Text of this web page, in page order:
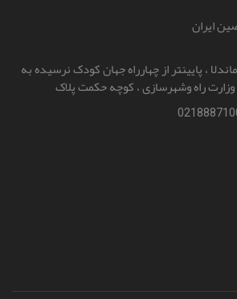
ایران
، پایینتر از چهارراه جهان کودک نرسیده به
وزارت راه و‌شهرسازی ، کوچه حکمت پلاک